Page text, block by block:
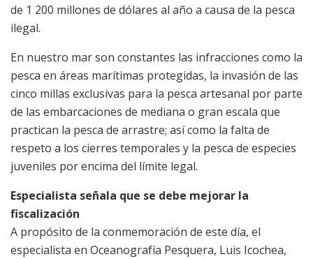
de 1 200 millones de dólares al año a causa de la pesca
ilegal.
En nuestro mar son constantes las infracciones como la
pesca en áreas marítimas protegidas, la invasión de las
cinco millas exclusivas para la pesca artesanal por parte
de las embarcaciones de mediana o gran escala que
practican la pesca de arrastre; así como la falta de
respeto a los cierres temporales y la pesca de especies
juveniles por encima del límite legal.
Especialista señala que se debe mejorar la
fiscalización
A propósito de la conmemoración de este día, el
especialista en Oceanografía Pesquera, Luis Icochea,